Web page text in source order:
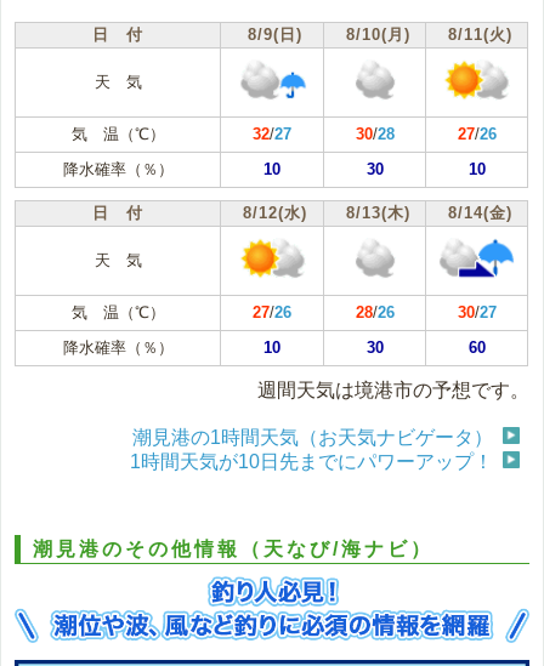
日 付 8/9(日) 8/10(月) 8/11(火)
天 気
気 温（℃） 32/27 30/28 27/26
降水確率（％）
10 30 10
日 付 8/12(水) 8/13(木) 8/14(金)
天 気
気 温（℃） 27/26 28/26 30/27
降水確率（％）
10 30 60
週間天気は境港市の予想です。
潮見港の1時間天気（お天気ナビゲータ）
1時間天気が10日先までにパワーアップ！
潮見港のその他情報（天なび/海ナビ）